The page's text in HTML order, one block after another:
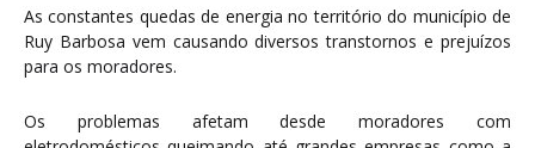
As constantes quedas de energia no território do município de
Ruy Barbosa vem causando diversos transtornos e prejuízos
para os moradores.
Os problemas afetam desde moradores com